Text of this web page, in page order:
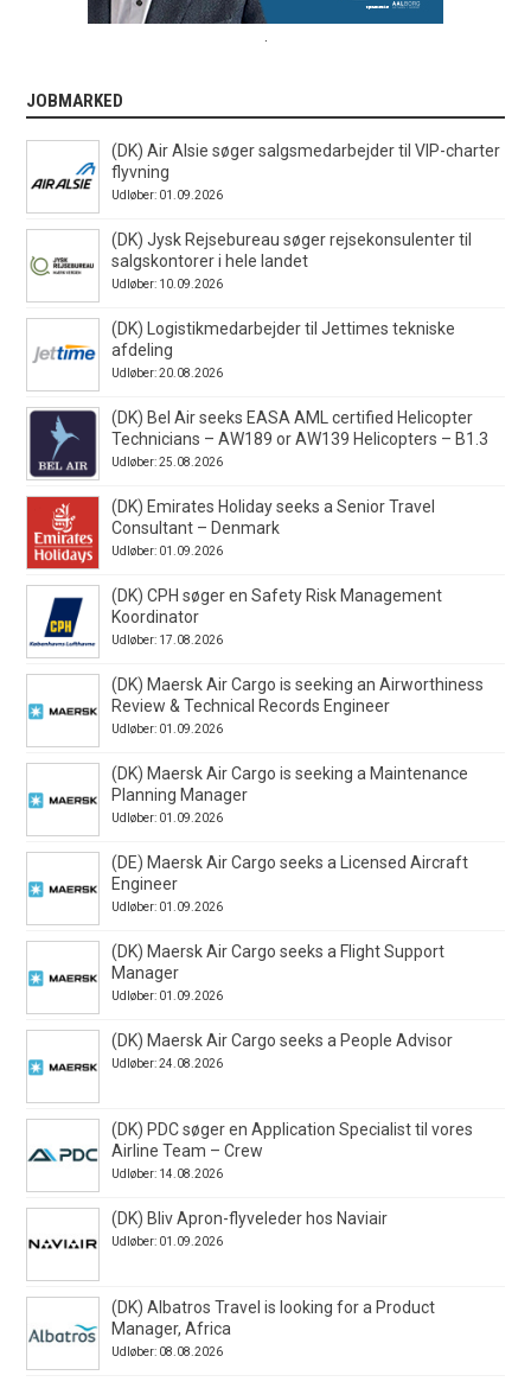
JOBMARKED
(DK) Air Alsie søger salgsmedarbejder til VIP-charter
flyvning
Udløber: 01.09.2026
(DK) Jysk Rejsebureau søger rejsekonsulenter til
salgskontorer i hele landet
Udløber: 10.09.2026
(DK) Logistikmedarbejder til Jettimes tekniske
afdeling
Udløber: 20.08.2026
(DK) Bel Air seeks EASA AML certified Helicopter
Technicians – AW189 or AW139 Helicopters – B1.3
Udløber: 25.08.2026
(DK) Emirates Holiday seeks a Senior Travel
Consultant – Denmark
Udløber: 01.09.2026
(DK) CPH søger en Safety Risk Management
Koordinator
Udløber: 17.08.2026
(DK) Maersk Air Cargo is seeking an Airworthiness
Review & Technical Records Engineer
Udløber: 01.09.2026
(DK) Maersk Air Cargo is seeking a Maintenance
Planning Manager
Udløber: 01.09.2026
(DE) Maersk Air Cargo seeks a Licensed Aircraft
Engineer
Udløber: 01.09.2026
(DK) Maersk Air Cargo seeks a Flight Support
Manager
Udløber: 01.09.2026
(DK) Maersk Air Cargo seeks a People Advisor
Udløber: 24.08.2026
(DK) PDC søger en Application Specialist til vores
Airline Team – Crew
Udløber: 14.08.2026
(DK) Bliv Apron-flyveleder hos Naviair
Udløber: 01.09.2026
(DK) Albatros Travel is looking for a Product
Manager, Africa
Udløber: 08.08.2026